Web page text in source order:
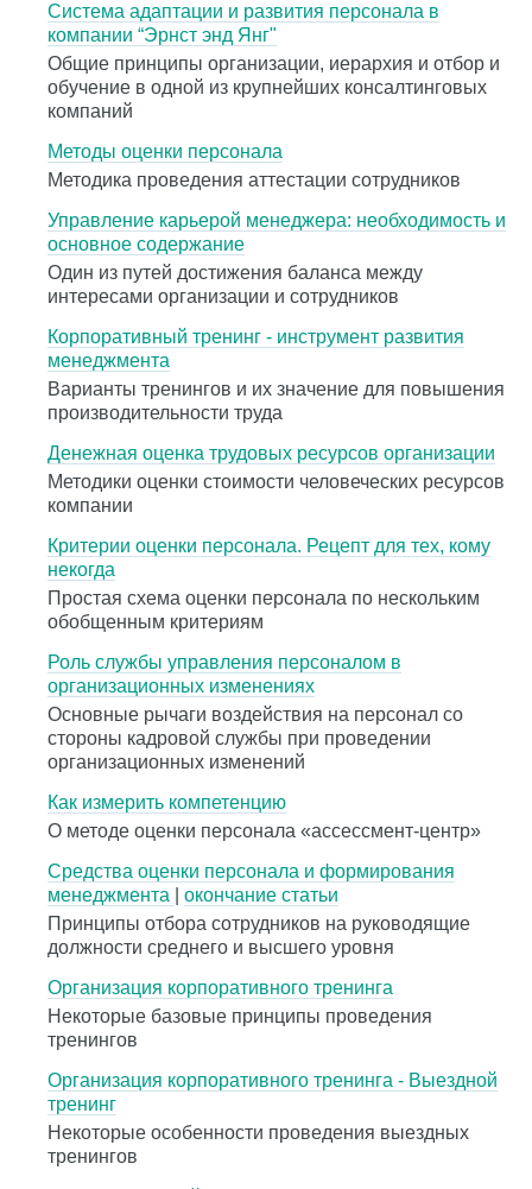
Система адаптации и развития персонала в
компании “Эрнст энд Янг"
Общие принципы организации, иерархия и отбор и
обучение в одной из крупнейших консалтинговых
компаний
Методы оценки персонала
Методика проведения аттестации сотрудников
Управление карьерой менеджера: необходимость и
основное содержание
Один из путей достижения баланса между
интересами организации и сотрудников
Корпоративный тренинг - инструмент развития
менеджмента
Варианты тренингов и их значение для повышения
производительности труда
Денежная оценка трудовых ресурсов организации
Методики оценки стоимости человеческих ресурсов
компании
Критерии оценки персонала. Рецепт для тех, кому
некогда
Простая схема оценки персонала по нескольким
обобщенным критериям
Роль службы управления персоналом в
организационных изменениях
Основные рычаги воздействия на персонал со
стороны кадровой службы при проведении
организационных изменений
Как измерить компетенцию
О методе оценки персонала «ассессмент-центр»
Средства оценки персонала и формирования
менеджмента
окончание статьи
Принципы отбора сотрудников на руководящие
должности среднего и высшего уровня
Организация корпоративного тренинга
Некоторые базовые принципы проведения
тренингов
Организация корпоративного тренинга - Выездной
тренинг
Некоторые особенности проведения выездных
тренингов